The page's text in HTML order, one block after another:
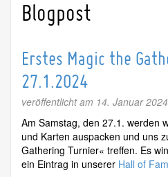
Blogpost
Erstes Magic the
27.1.2024
veröffentlicht am 14. Januar 2024
Am Samstag, den 27.1. werden
und Karten auspacken und uns
Gathering Turnier« treffen. Es
ein Eintrag in unserer Hall of